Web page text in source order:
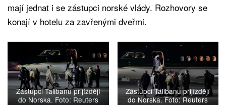
mají jednat i se zástupci norské vlády. Rozhovory se
konají v hotelu za zavřenými dveřmi.
Zástupci Talibanu přijíždějí
do Norska. Foto: Reuters
Zástupci Talibanu přijíždějí
do Norska. Foto: Reuters